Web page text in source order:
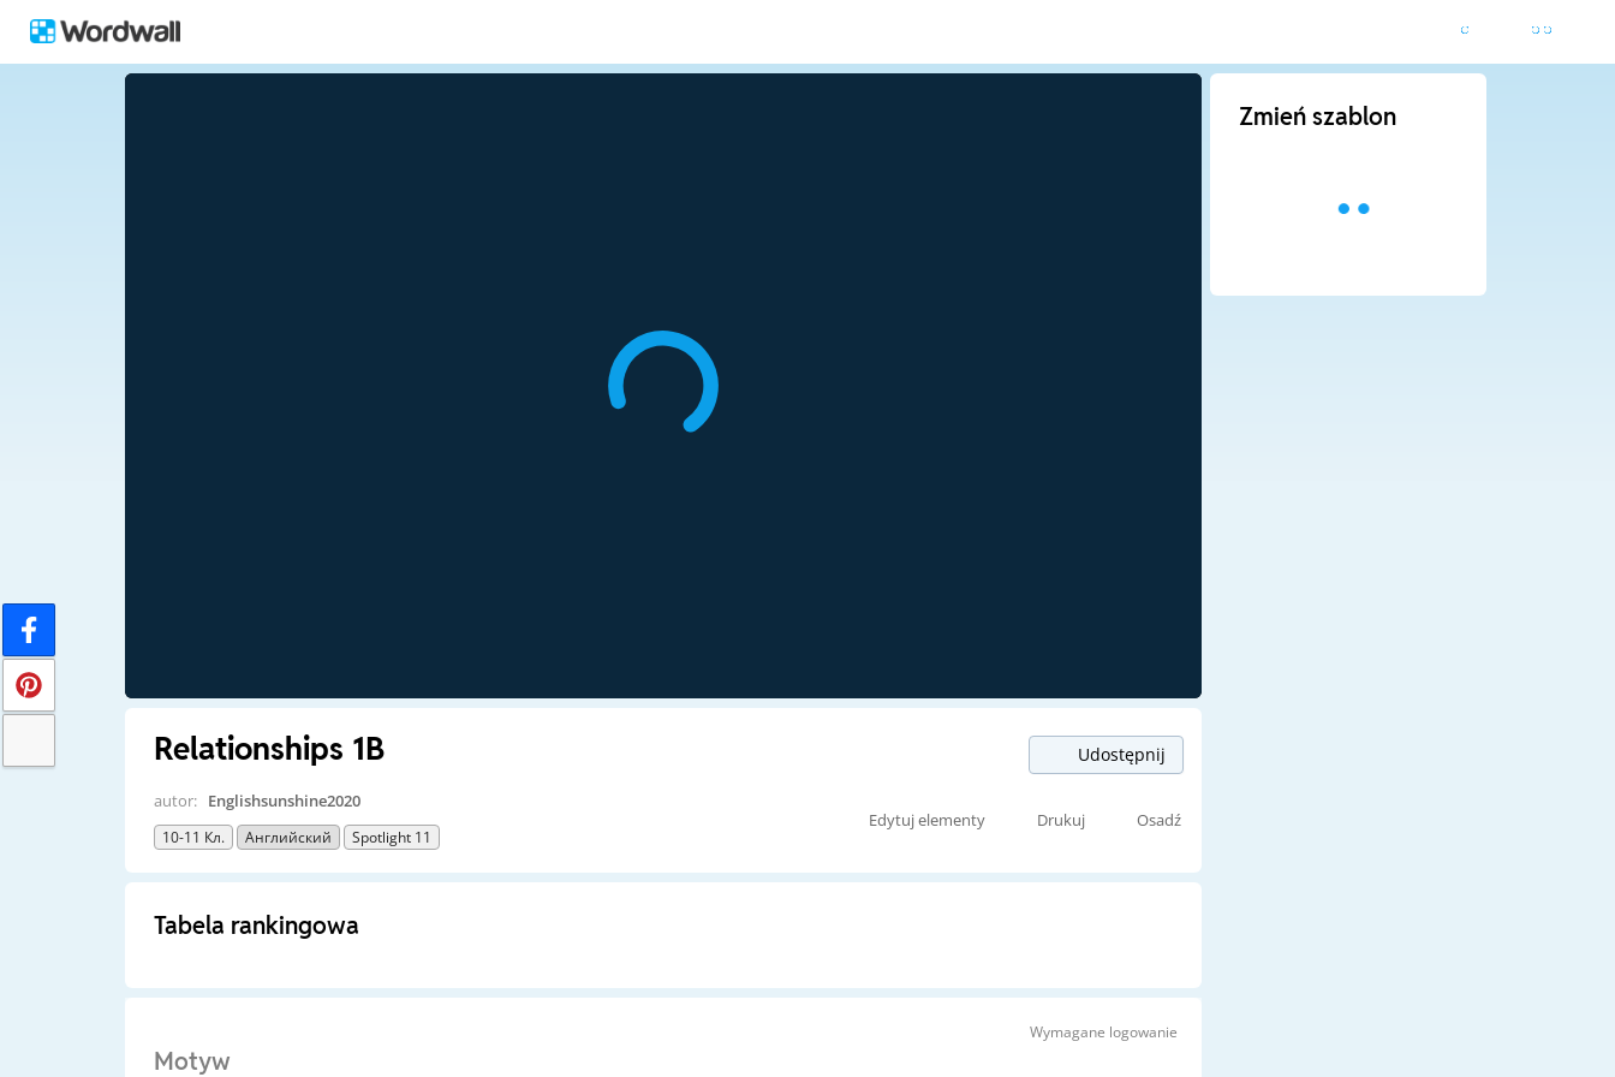
Relationships 1B Udostępnij
autor: Englishsunshine2020
10-11 Кл. Английский Spotlight 11
Edytuj elementy Drukuj Osadź
Tabela rankingowa
Wymagane logowanie
Motyw
Zmień szablon